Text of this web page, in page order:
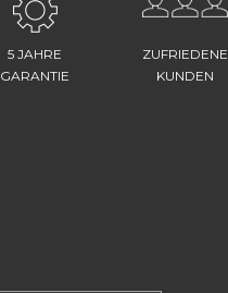
5 JAHRE
GARANTIE
ZUFRIEDENE
KUNDEN